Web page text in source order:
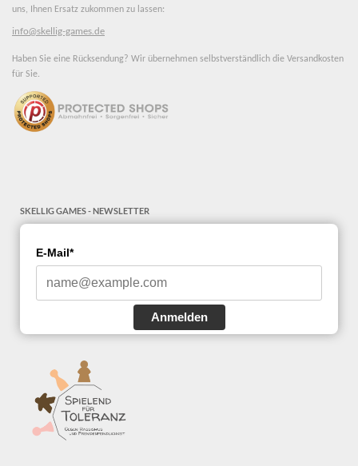
uns, Ihnen Ersatz zukommen zu lassen:
info@skellig-games.de
Haben Sie eine Rücksendung? Wir übernehmen selbstverständlich die Versandkosten
für Sie.
SKELLIG GAMES - NEWSLETTER
E-Mail*
Anmelden